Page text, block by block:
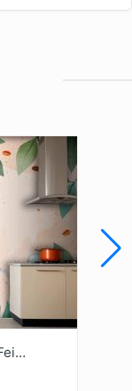
Fototapete Hintergrund Für Die Feier Des Internationalen Kaffeetags